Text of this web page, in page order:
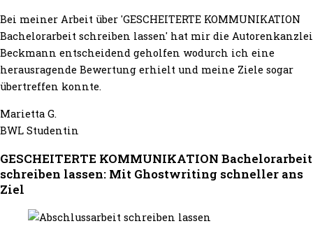
Bei meiner Arbeit über 'GESCHEITERTE KOMMUNIKATION
Bachelorarbeit schreiben lassen' hat mir die Autorenkanzlei
Beckmann entscheidend geholfen wodurch ich eine
herausragende Bewertung erhielt und meine Ziele sogar
übertreffen konnte.
Marietta G.
BWL Studentin
GESCHEITERTE KOMMUNIKATION Bachelorarbeit
schreiben lassen: Mit Ghostwriting schneller ans
Ziel